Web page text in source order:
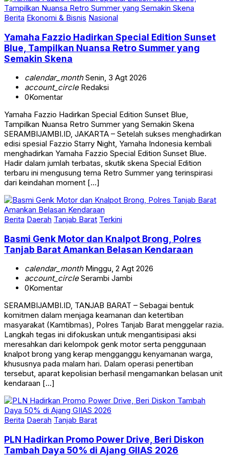
Berita Ekonomi & Bisnis Nasional
Yamaha Fazzio Hadirkan Special Edition Sunset
Blue, Tampilkan Nuansa Retro Summer yang
Semakin Skena
calendar_monthSenin, 3 Agt 2026
account_circleRedaksi
0Komentar
Yamaha Fazzio Hadirkan Special Edition Sunset Blue,
Tampilkan Nuansa Retro Summer yang Semakin Skena
SERAMBIJAMBI.ID, JAKARTA – Setelah sukses menghadirkan
edisi spesial Fazzio Starry Night, Yamaha Indonesia kembali
menghadirkan Yamaha Fazzio Special Edition Sunset Blue.
Hadir dalam jumlah terbatas, skutik skena Special Edition
terbaru ini mengusung tema Retro Summer yang terinspirasi
dari keindahan moment […]
Berita Daerah Tanjab Barat Terkini
Basmi Genk Motor dan Knalpot Brong, Polres
Tanjab Barat Amankan Belasan Kendaraan
calendar_monthMinggu, 2 Agt 2026
account_circleSerambi Jambi
0Komentar
SERAMBIJAMBI.ID, TANJAB BARAT – Sebagai bentuk
komitmen dalam menjaga keamanan dan ketertiban
masyarakat (Kamtibmas), Polres Tanjab Barat menggelar razia.
Langkah tegas ini difokuskan untuk mengantisipasi aksi
meresahkan dari kelompok genk motor serta penggunaan
knalpot brong yang kerap mengganggu kenyamanan warga,
khususnya pada malam hari. Dalam operasi penertiban
tersebut, aparat kepolisian berhasil mengamankan belasan unit
kendaraan […]
Berita Daerah Tanjab Barat
PLN Hadirkan Promo Power Drive, Beri Diskon
Tambah Daya 50% di Ajang GIIAS 2026